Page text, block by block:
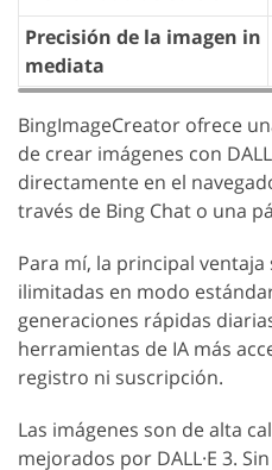
Precisión de la imagen in
mediata
BingImageCreator ofrece
de crear imágenes con
directamente en el
través de Bing Chat o una
Para mí, la principal
ilimitadas en modo
generaciones rápidas
herramientas de IA más
registro ni suscripción.
Las imágenes son de alta
mejorados por DALL·E 3.